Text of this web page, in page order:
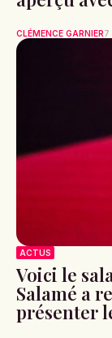
CLÉMENCE GARNIER7
ACTUS
Voici le
Salamé a
présenter